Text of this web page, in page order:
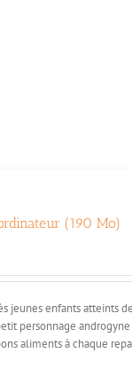
(190 Mo)
jeunes enfants
personnage
aliments à chaque